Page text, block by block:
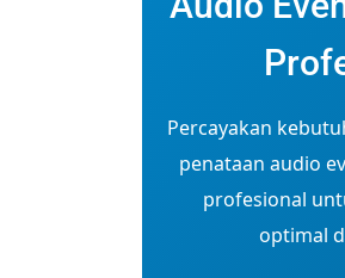
Percayakan
penataan audio
profesional
optimal